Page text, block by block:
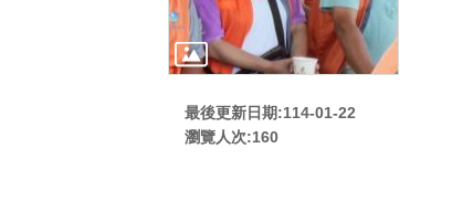
最後更新日期:114-01-22
瀏覽人次:160